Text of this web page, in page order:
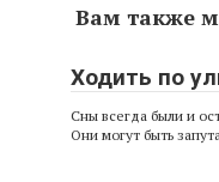
Вам также
Ходить по
Сны всегда были и
Они могут быть